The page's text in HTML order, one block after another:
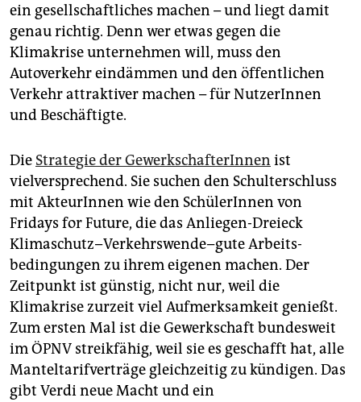
ein gesellschaftliches machen – und liegt damit
genau richtig. Denn wer etwas gegen die
Klimakrise unternehmen will, muss den
Autoverkehr eindämmen und den öffentlichen
Verkehr attraktiver machen – für NutzerInnen
und Beschäftigte.
Die Strategie der GewerkschafterInnen ist
vielversprechend. Sie suchen den Schulterschluss
mit AkteurInnen wie den SchülerInnen von
Fridays for Future, die das Anliegen-Dreieck
Klimaschutz – Verkehrswende – gute Ar­beits­
bedingungen zu ihrem eigenen machen. Der
Zeitpunkt ist günstig, nicht nur, weil die
Klimakrise zurzeit viel Aufmerksamkeit genießt.
Zum ersten Mal ist die Gewerkschaft bundesweit
im ÖPNV streikfähig, weil sie es geschafft hat, alle
Manteltarifverträge gleichzeitig zu kündigen. Das
gibt Verdi neue Macht und ein